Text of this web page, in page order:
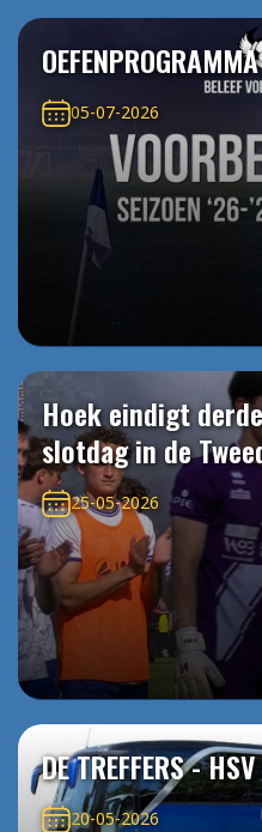
OEFENPROGRAMMA
05-07-2026
Hoek eindigt
slotdag in de
25-05-2026
DE TREFFERS -
20-05-2026